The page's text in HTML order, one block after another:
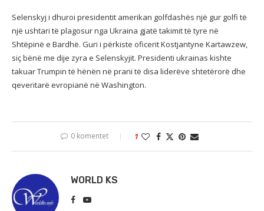
Selenskyj i dhuroi presidentit amerikan golfdashës një gur golfi të
një ushtari të plagosur nga Ukraina gjatë takimit të tyre në
Shtëpinë e Bardhë. Guri i përkiste oficerit Kostjantyne Kartawzew,
siç bënë me dije zyra e Selenskyjit. Presidenti ukrainas kishte
takuar Trumpin të hënën në prani të disa liderëve shtetërorë dhe
qeveritarë evropianë në Washington.
0 komentet 1
WORLD KS